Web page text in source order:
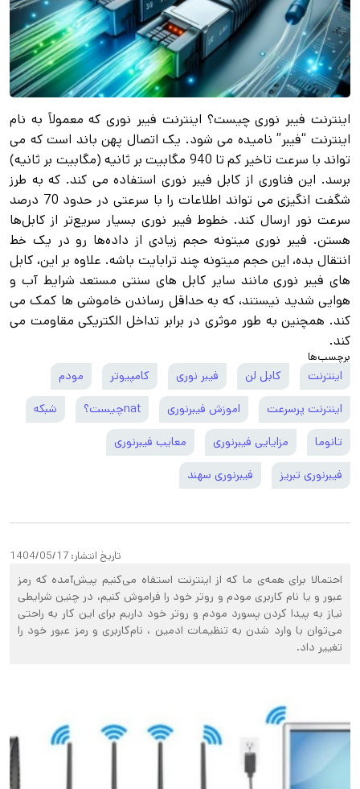
اینترنت فیبر نوری چیست؟ اینترنت فیبر نوری که معمولاً به نام
اینترنت “فیبر” نامیده می شود. یک اتصال پهن باند است که می
تواند با سرعت تاخیر کم تا 940 مگابیت بر ثانیه (مگابیت بر ثانیه)
برسد. این فناوری از کابل فیبر نوری استفاده می کند. که به طرز
شگفت انگیزی می تواند اطلاعات را با سرعتی در حدود 70 درصد
سرعت نور ارسال کند. خطوط فیبر نوری بسیار سریع‌تر از کابل‌ها
هستن. فیبر نوری میتونه حجم زیادی از داده‌ها رو در یک خط
انتقال بده، این حجم میتونه چند ترابایت باشه. علاوه بر این، کابل
های فیبر نوری مانند سایر کابل های سنتی مستعد شرایط آب و
هوایی شدید نیستند، که به حداقل رساندن خاموشی ها کمک می
کند. همچنین به طور موثری در برابر تداخل الکتریکی مقاومت می
کند.
برچسب‌ها
اینترنت کابل لن فیبر نوری کامپیوتر مودم
اینترنت پرسرعت اموزش فیبرنوری natچیست؟ شبکه
تانوما مزایایی فیبرنوری معایب فیبرنوری
فیبرنوری تبریز فیبرنوری سهند
تاریخ انتشار: 1404/05/17
احتمالا برای همه‌ی ما که از اینترنت استفاه می‌کنیم پیش‌آمده که رمز‌
عبور و یا نام‌ کاربری مودم و روتر خود را فراموش کنیم، در چنین شرایطی
نیاز به پیدا کردن پسورد مودم و روتر خود داریم برای این کار به راحتی
می‌توان با وارد شدن به تنظیمات ادمین ، نام‌کاربری و رمز عبور خود را
تغییر داد.